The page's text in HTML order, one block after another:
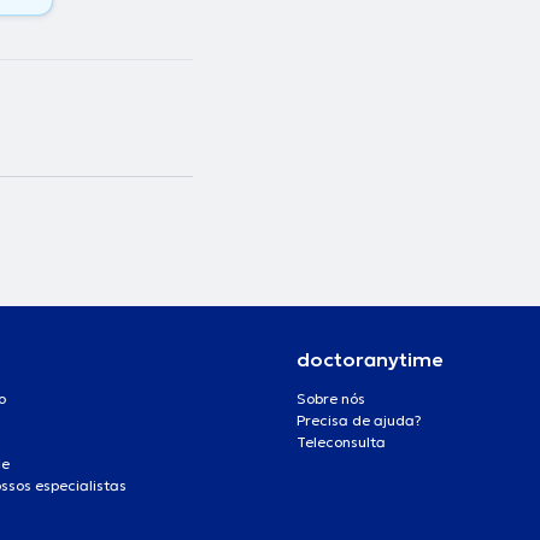
especialistas
doctoranytime
Sobre nós
Precisa de ajuda?
Teleconsulta